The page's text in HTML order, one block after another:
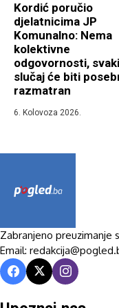
Kordić poručio
djelatnicima JP
Komunalno: Nema
kolektivne
odgovornosti, svaki
slučaj će biti
razmatran
6. Kolovoza 2026.
Zabranjeno preuzimanje
Email: